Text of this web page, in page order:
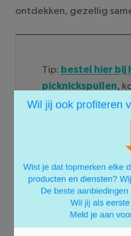
ontdekken, gezellig
Tip: bestel hier bij
picknickspullen,
drankjes, en maak
5. Bieden op
Wil je iets bijzonders
samen een kook- of